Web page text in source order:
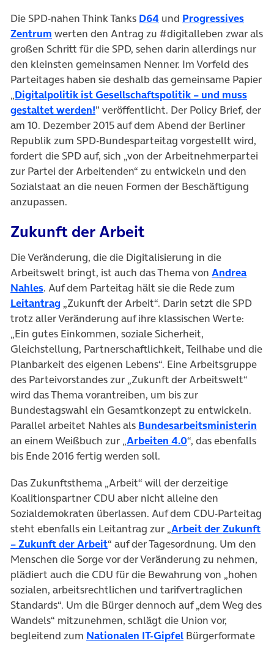
Die SPD-nahen Think Tanks D64 und Progressives
Zentrum werten den Antrag zu #digitalleben zwar als
großen Schritt für die SPD, sehen darin allerdings nur
den kleinsten gemeinsamen Nenner. Im Vorfeld des
Parteitages haben sie deshalb das gemeinsame Papier
„Digitalpolitik ist Gesellschaftspolitik – und muss
gestaltet werden!” veröffentlicht. Der Policy Brief, der
am 10. Dezember 2015 auf dem Abend der Berliner
Republik zum SPD-Bundesparteitag vorgestellt wird,
fordert die SPD auf, sich „von der Arbeitnehmerpartei
zur Partei der Arbeitenden“ zu entwickeln und den
Sozialstaat an die neuen Formen der Beschäftigung
anzupassen.
Zukunft der Arbeit
Die Veränderung, die die Digitalisierung in die
Arbeitswelt bringt, ist auch das Thema von Andrea
Nahles. Auf dem Parteitag hält sie die Rede zum
Leitantrag „Zukunft der Arbeit“. Darin setzt die SPD
trotz aller Veränderung auf ihre klassischen Werte:
„Ein gutes Einkommen, soziale Sicherheit,
Gleichstellung, Partnerschaftlichkeit, Teilhabe und die
Planbarkeit des eigenen Lebens“. Eine Arbeitsgruppe
des Parteivorstandes zur „Zukunft der Arbeitswelt“
wird das Thema vorantreiben, um bis zur
Bundestagswahl ein Gesamtkonzept zu entwickeln.
Parallel arbeitet Nahles als Bundesarbeitsministerin
an einem Weißbuch zur „Arbeiten 4.0“, das ebenfalls
bis Ende 2016 fertig werden soll.
Das Zukunftsthema „Arbeit“ will der derzeitige
Koalitionspartner CDU aber nicht alleine den
Sozialdemokraten überlassen. Auf dem CDU-Parteitag
steht ebenfalls ein Leitantrag zur „Arbeit der Zukunft
– Zukunft der Arbeit“ auf der Tagesordnung. Um den
Menschen die Sorge vor der Veränderung zu nehmen,
plädiert auch die CDU für die Bewahrung von „hohen
sozialen, arbeitsrechtlichen und tarifvertraglichen
Standards“. Um die Bürger dennoch auf „dem Weg des
Wandels“ mitzunehmen, schlägt die Union vor,
begleitend zum Nationalen IT-Gipfel Bürgerformate